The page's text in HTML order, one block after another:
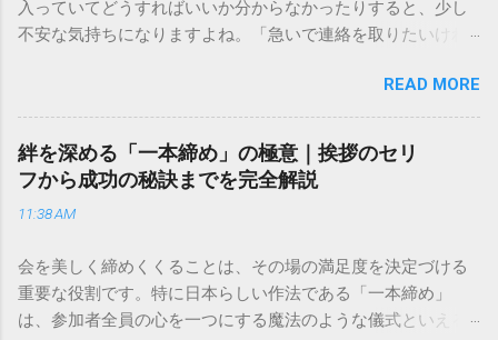
入っていてどうすればいいか分からなかったりすると、少し
不安な気持ちになりますよね。「急いで連絡を取りたいけれ
きできる？」といった疑問を抱える方も多いはずです。 福山
通運は企業間物流のイメージが強いかもしれませんが、個人
向けの宅配サービスも非常に充実しています。大切なのは、
目的に合わせた適切な連絡先を選ぶことです。この記事で
は、荷物の追跡確認から営業所への電話連絡、再配達の依頼
手順まで、初めての方でも迷わずに解決できる方法を詳しく
本全国に広範なネットワークを持つ大手運送会社です。特に
重量物や大型の荷物、そして企業間の輸送において圧倒的な
実績を誇ります。 個人で利用する場合、他の宅配業者と少し
READ MORE
絆を深める「一本締め」の極意｜挨拶のセリ
フから成功の秘訣までを完全解説
11:38 AM
会を美しく締めくくることは、その場の満足度を決定づける
重要な役割です。特に日本らしい作法である「一本締め」
は、参加者全員の心を一つにする魔法のような儀式といえる